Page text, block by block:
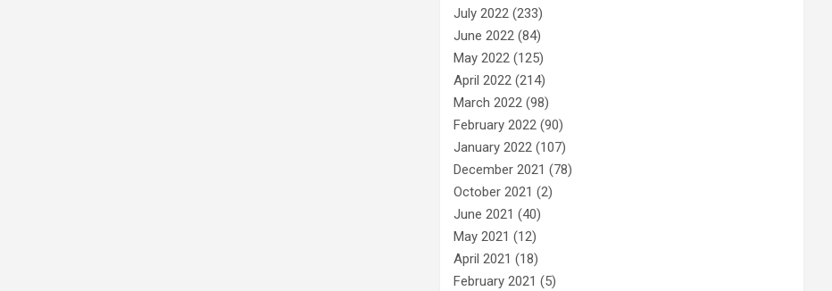
July 2022 (233)
June 2022 (84)
May 2022 (125)
April 2022 (214)
March 2022 (98)
February 2022 (90)
January 2022 (107)
December 2021 (78)
October 2021 (2)
June 2021 (40)
May 2021 (12)
April 2021 (18)
February 2021 (5)